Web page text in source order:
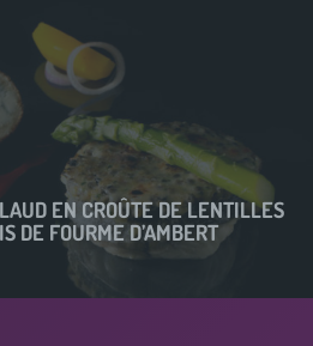
EN CROÛTE DE LENTILLES
DE FOURME D’AMBERT